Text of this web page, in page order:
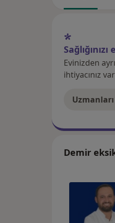
Evinizden
ihtiyacınız
Demir